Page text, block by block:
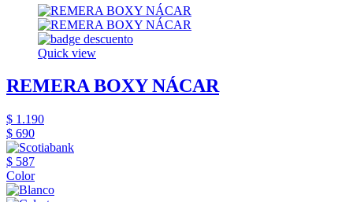
Quick view
REMERA BOXY NÁCAR
$ 1.190
$ 690
$ 587
Color